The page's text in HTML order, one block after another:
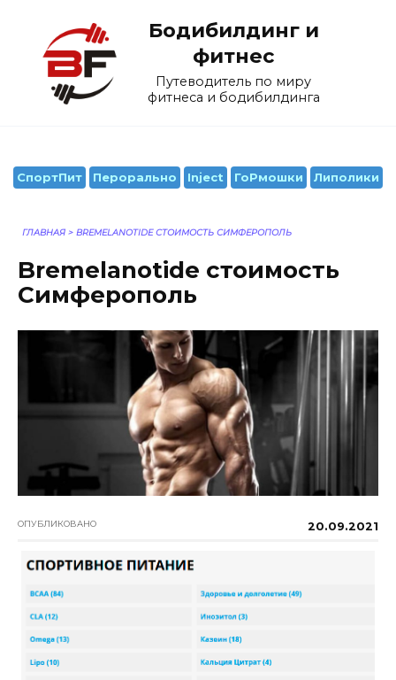
содержанию
Бодибилдинг и
фитнес
Путеводитель по миру
фитнеса и бодибилдинга
СпортПит Перорально Inject ГоРмошки Липолики
ГЛАВНАЯ > BREMELANOTIDE СТОИМОСТЬ СИМФЕРОПОЛЬ
Bremelanotide стоимость
Симферополь
ОПУБЛИКОВАНО 20.09.2021